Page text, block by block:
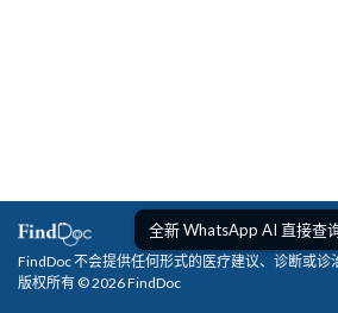
全新 WhatsApp AI 直接查
FindDoc 不会提供任何形式的医疗建议、诊断或诊
版权所有 © 2026 FindDoc